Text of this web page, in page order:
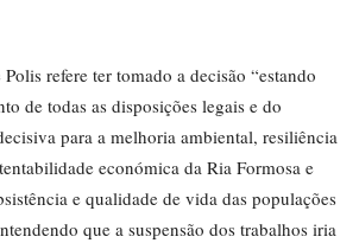
refere ter tomado a decisão “estando
de todas as disposições legais e do
para a melhoria ambiental, resiliência
económica da Ria Formosa e
e qualidade de vida das populações
que a suspensão dos trabalhos iria